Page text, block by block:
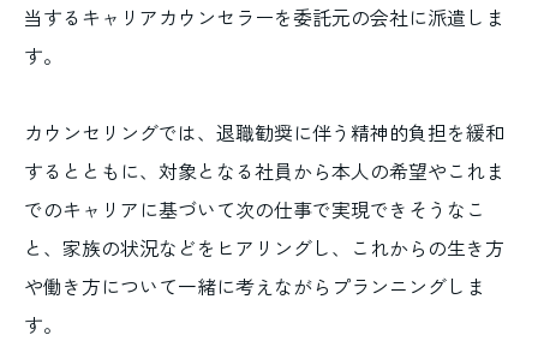
当するキャリアカウンセラーを委託元の会社に派遣しま
す。
カウンセリングでは、退職勧奨に伴う精神的負担を緩和
するとともに、対象となる社員から本人の希望やこれま
でのキャリアに基づいて次の仕事で実現できそうなこ
と、家族の状況などをヒアリングし、これからの生き方
や働き方について一緒に考えながらプランニングしま
す。